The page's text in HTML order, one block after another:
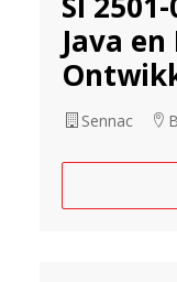
Java en
Sennac